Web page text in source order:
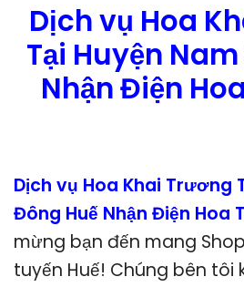
Dịch vụ Hoa
Tại Huyện
Nhận Điện
Dịch vụ Hoa Khai Trương
Đông Huế Nhận Điện Hoa
mừng bạn đến mang
tuyến Huế! Chúng bên tôi